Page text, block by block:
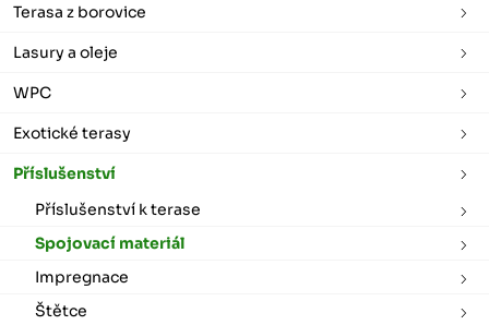
Terasa z borovice
Lasury a oleje
WPC
Exotické terasy
Příslušenství
Příslušenství k terase
Spojovací materiál
Impregnace
Štětce